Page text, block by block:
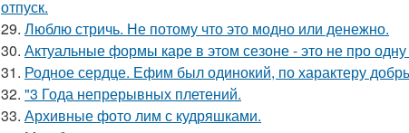
отпуск.
29. Люблю стричь. Не потому что это модно или денежно.
30. Актуальные формы каре в этом сезоне - это не про
31. Родное сердце. Ефим был одинокий, по характеру
32. "3 Года непрерывных плетений.
33. Архивные фото лим с кудряшками.